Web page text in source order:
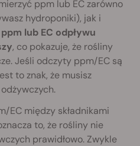
ppm lub EC zarówno
hydroponiki), jak i
lub EC odpływu
, co pokazuje, że rośliny
Jeśli odczyty ppm/EC są
to znak, że musisz
EC między składnikami
to, że rośliny nie
prawidłowo. Zwykle